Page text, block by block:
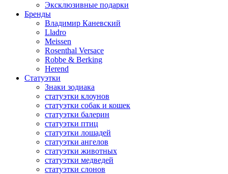
Эксклюзивные подарки
Бренды
Владимир Каневский
Lladro
Meissen
Rosenthal Versace
Robbe & Berking
Herend
Статуэтки
Знаки зодиака
статуэтки клоунов
статуэтки собак и кошек
статуэтки балерин
статуэтки птиц
статуэтки лошадей
статуэтки ангелов
статуэтки животных
статуэтки медведей
статуэтки слонов